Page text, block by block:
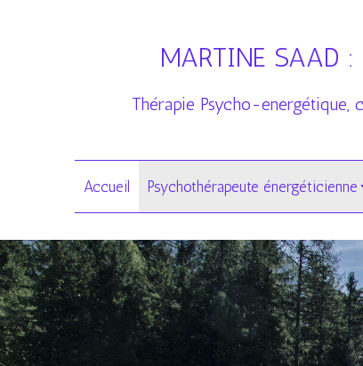
MARTINE SAAD
Thérapie Psycho-energétique,
Accueil Psychothérapeute énergéticienne